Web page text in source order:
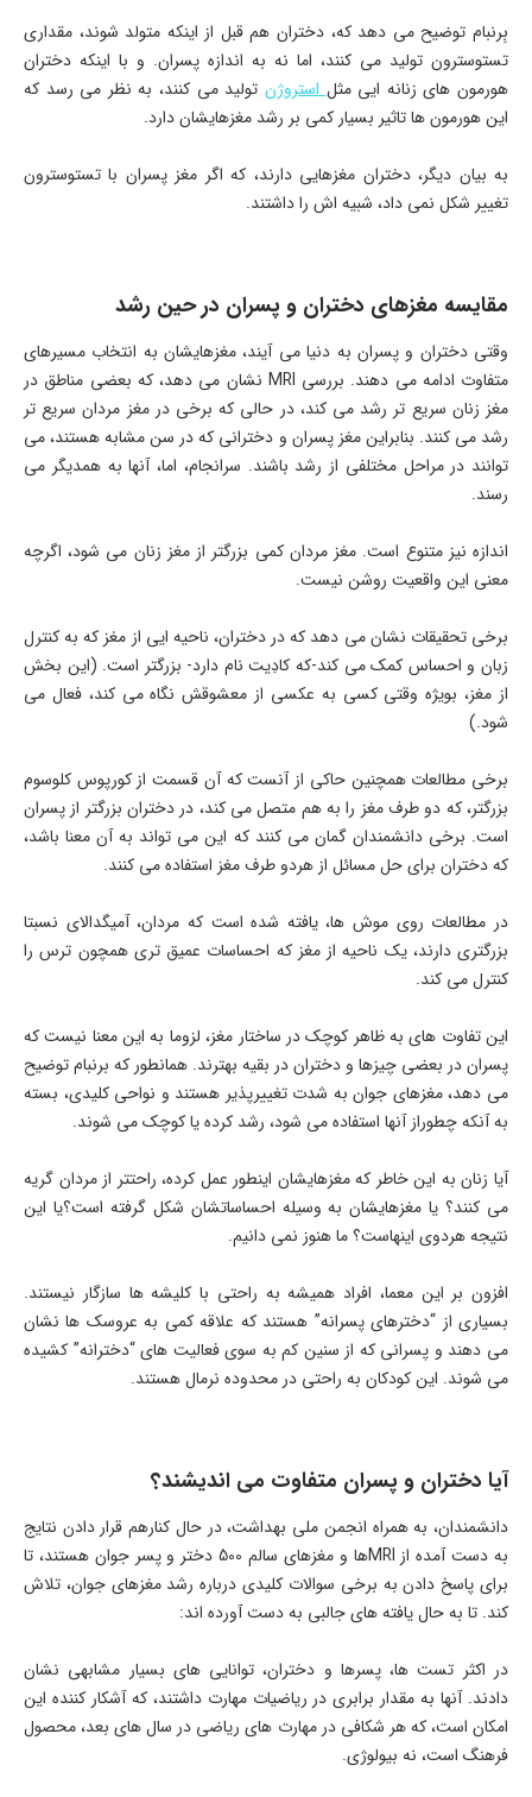
بِرنبام توضیح می دهد که، دختران هم قبل از اینکه متولد شوند، مقداری
تستوسترون تولید می کنند، اما نه به اندازه پسران. و با اینکه دختران
هورمون های زنانه ایی مثلاستروژن تولید می کنند، به نظر می رسد که
این هورمون ها تاثیر بسیار کمی بر رشد مغزهایشان دارد.
به بیان دیگر، دختران مغزهایی دارند، که اگر مغز پسران با تستوسترون
تغییر شکل نمی داد، شبیه اش را داشتند.
مقایسه مغزهای دختران و پسران در حین رشد
وقتی دختران و پسران به دنیا می آیند، مغزهایشان به انتخاب مسیرهای
متفاوت ادامه می دهند. بررسی MRI نشان می دهد، که بعضی مناطق در
مغز زنان سریع تر رشد می کند، در حالی که برخی در مغز مردان سریع تر
رشد می کنند. بنابراین مغز پسران و دخترانی که در سن مشابه هستند، می
توانند در مراحل مختلفی از رشد باشند. سرانجام، اما، آنها به همدیگر می
رسند.
اندازه نیز متنوع است. مغز مردان کمی بزرگتر از مغز زنان می شود، اگرچه
معنی این واقعیت روشن نیست.
برخی تحقیقات نشان می دهد که در دختران، ناحیه ایی از مغز که به کنترل
زبان و احساس کمک می کند-که کادِیت نام دارد- بزرگتر است. (این بخش
از مغز، بویژه وقتی کسی به عکسی از معشوقش نگاه می کند، فعال می
شود.)
برخی مطالعات همچنین حاکی از آنست که آن قسمت از کورپوس کلوسوم
بزرگتر، که دو طرف مغز را به هم متصل می کند، در دختران بزرگتر از پسران
است. برخی دانشمندان گمان می کنند که این می تواند به آن معنا باشد،
که دختران برای حل مسائل از هردو طرف مغز استفاده می کنند.
در مطالعات روی موش ها، یافته شده است که مردان، آمیگدالای نسبتا
بزرگتری دارند، یک ناحیه از مغز که احساسات عمیق تری همچون ترس را
کنترل می کند.
این تفاوت های به ظاهر کوچک در ساختار مغز، لزوما به این معنا نیست که
پسران در بعضی چیزها و دختران در بقیه بهترند. همانطور که برنبام توضیح
می دهد، مغزهای جوان به شدت تغییرپذیر هستند و نواحی کلیدی، بسته
به آنکه چطوراز آنها استفاده می شود، رشد کرده یا کوچک می شوند.
آیا زنان به این خاطر که مغزهایشان اینطور عمل کرده، راحتتر از مردان گریه
می کنند؟ یا مغزهایشان به وسیله احساساتشان شکل گرفته است؟یا این
نتیجه هردوی اینهاست؟ ما هنوز نمی دانیم.
افزون بر این معما، افراد همیشه به راحتی با کلیشه ها سازگار نیستند.
بسیاری از “دخترهای پسرانه” هستند که علاقه کمی به عروسک ها نشان
می دهند و پسرانی که از سنین کم به سوی فعالیت های “دخترانه” کشیده
می شوند. این کودکان به راحتی در محدوده نرمال هستند.
آیا دختران و پسران متفاوت می اندیشند؟
دانشمندان، به همراه انجمن ملی بهداشت، در حال کنارهم قرار دادن نتایج
به دست آمده از MRIها و مغزهای سالم 500 دختر و پسر جوان هستند، تا
برای پاسخ دادن به برخی سوالات کلیدی درباره رشد مغزهای جوان، تلاش
کند. تا به حال یافته های جالبی به دست آورده اند:
در اکثر تست ها، پسرها و دختران، توانایی های بسیار مشابهی نشان
دادند. آنها به مقدار برابری در ریاضیات مهارت داشتند، که آشکار کننده این
امکان است، که هر شکافی در مهارت های ریاضی در سال های بعد، محصول
فرهنگ است، نه بیولوژی.